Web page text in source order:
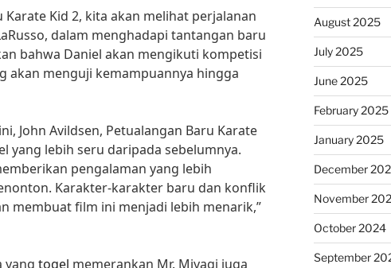
Karate Kid 2, kita akan melihat perjalanan
dalam menghadapi tantangan baru
bahwa Daniel akan mengikuti kompetisi
akan menguji kemampuannya hingga
John Avildsen, Petualangan Baru Karate
yang lebih seru daripada sebelumnya.
pengalaman yang lebih
Karakter-karakter baru dan konflik
membuat film ini menjadi lebih menarik,”
yang togel memerankan Mr. Miyagi juga
August 2025
July 2025
June 2025
February 2025
January 2025
December
November
October 2024
September